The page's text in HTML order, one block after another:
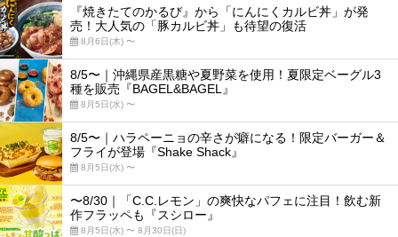
『焼きたてのかるび』から「にんにくカルビ丼」が発
売！大人気の「豚カルビ丼」も待望の復活
8月6日(木) 〜
8/5〜｜沖縄県産黒糖や夏野菜を使用！夏限定ベーグル3
種を販売『BAGEL&BAGEL』
8月5日(水) 〜
8/5〜｜ハラペーニョの辛さが癖になる！限定バーガー＆
フライが登場『Shake Shack』
8月5日(水) 〜
〜8/30｜「C.C.レモン」の爽快なパフェに注目！飲む新
作フラッペも『スシロー』
8月5日(水) 〜 8月30日(日)